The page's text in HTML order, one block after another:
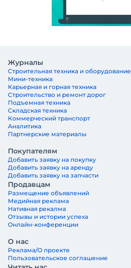
Журналы
Строительная техника и оборудование
Мини-техника
Карьерная и горная техника
Строительство и ремонт дорог
Подъемная техника
Складская техника
Коммерческий транспорт
Аналитика
Партнерские материалы
Покупателям
Добавить заявку на покупку
Добавить заявку на аренду
Добавить заявку на запчасти
Продавцам
Размещение объявлений
Медийная реклама
Нативная рекалма
Отзывы и истории успеха
Онлайн-конференции
О нас
Реклама/О проекте
Пользовательское соглашение